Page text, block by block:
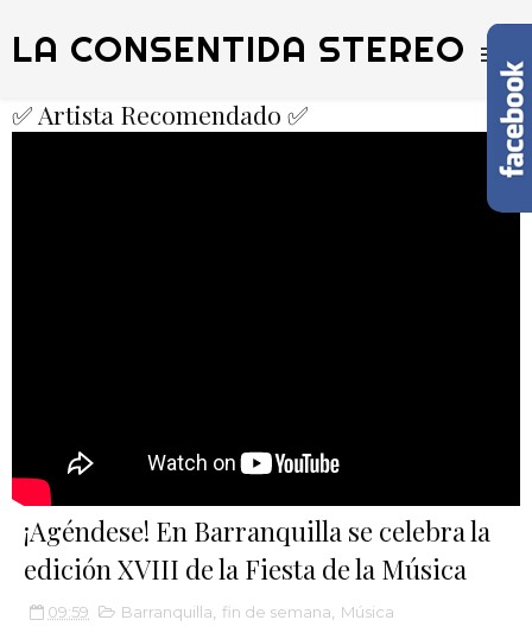
LA CONSENTIDA STEREO
✅ Artista Recomendado ✅
¡Agéndese! En Barranquilla se celebra la
edición XVIII de la Fiesta de la Música
09:59 Barranquilla fin de semana Música